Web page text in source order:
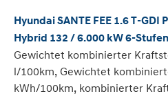
Hyundai SANTE FEE 1.6 T-
Hybrid 132 / 6.000 kW 6-
Gewichtet kombinierter
l/100km, Gewichtet
kWh/100km, kombinierter